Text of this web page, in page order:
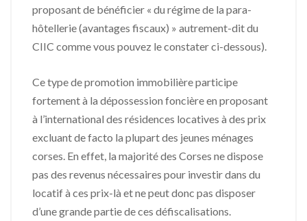
proposant de bénéficier « du régime de la para-
hôtellerie (avantages fiscaux) » autrement-dit du
CIIC comme vous pouvez le constater ci-dessous).
Ce type de promotion immobilière participe
fortement à la dépossession foncière en proposant
à l’international des résidences locatives à des prix
excluant de facto la plupart des jeunes ménages
corses. En effet, la majorité des Corses ne dispose
pas des revenus nécessaires pour investir dans du
locatif à ces prix-là et ne peut donc pas disposer
d’une grande partie de ces défiscalisations.